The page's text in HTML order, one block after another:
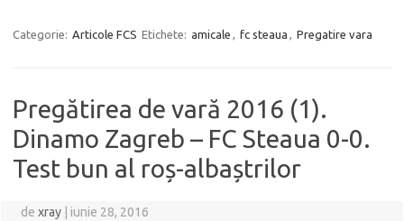
Categorie: Articole FCS Etichete: amicale , fc steaua , Pregatire vara
Pregătirea de vară 2016 (1).
Dinamo Zagreb – FC Steaua 0-0.
Test bun al roș-albaștrilor
de xray iunie 28, 2016